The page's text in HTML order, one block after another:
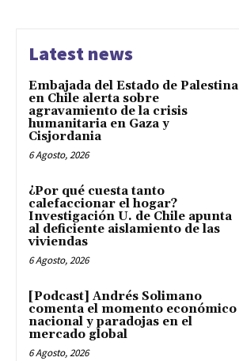
Latest news
Embajada del Estado de Palestina
en Chile alerta sobre
agravamiento de la crisis
humanitaria en Gaza y
Cisjordania
6 Agosto, 2026
¿Por qué cuesta tanto
calefaccionar el hogar?
Investigación U. de Chile apunta
al deficiente aislamiento de las
viviendas
6 Agosto, 2026
[Podcast] Andrés Solimano
comenta el momento económico
nacional y paradojas en el
mercado global
6 Agosto, 2026